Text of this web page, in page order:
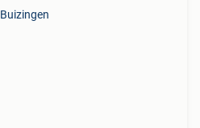
Buizingen